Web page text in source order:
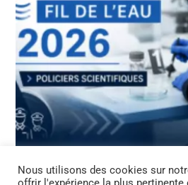
NEWS
Nous utilisons des cookies sur